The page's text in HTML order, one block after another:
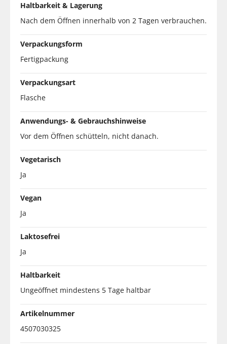
Haltbarkeit & Lagerung
Nach dem Öffnen innerhalb von 2 Tagen verbrauchen.
Verpackungsform
Fertigpackung
Verpackungsart
Flasche
Anwendungs- & Gebrauchshinweise
Vor dem Öffnen schütteln, nicht danach.
Vegetarisch
Ja
Vegan
Ja
Laktosefrei
Ja
Haltbarkeit
Ungeöffnet mindestens 5 Tage haltbar
Artikelnummer
4507030325